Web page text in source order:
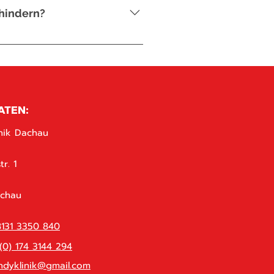
Sie Ihr Gerät fern von
Dachau
1
3350 840
174 3144 294